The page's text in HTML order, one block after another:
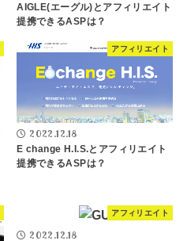
AIGLE(エーグル)とアフィリエイト
提携できるASPは？
アフィリエイト
2022.12.18
E change H.I.S.とアフィリエイト
提携できるASPは？
アフィリエイト
2022.12.18